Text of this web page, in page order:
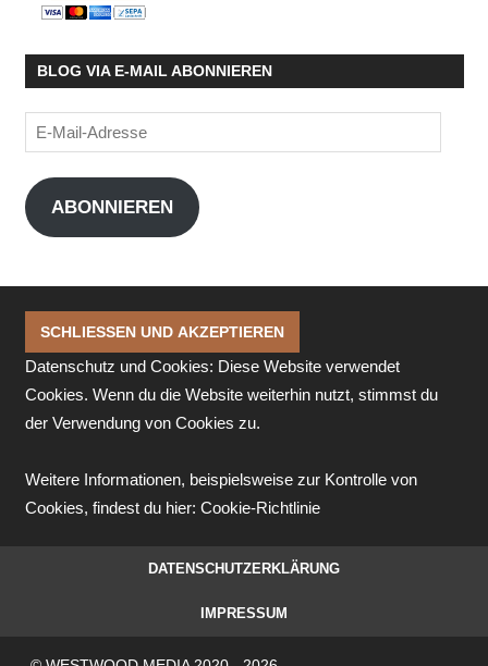
BLOG VIA E-MAIL ABONNIEREN
E-
Mail-
Adresse
ABONNIEREN
Datenschutz und Cookies: Diese Website verwendet
Cookies. Wenn du die Website weiterhin nutzt, stimmst du
der Verwendung von Cookies zu.
Weitere Informationen, beispielsweise zur Kontrolle von
Cookies, findest du hier: Cookie-Richtlinie
DATENSCHUTZERKLÄRUNG
IMPRESSUM